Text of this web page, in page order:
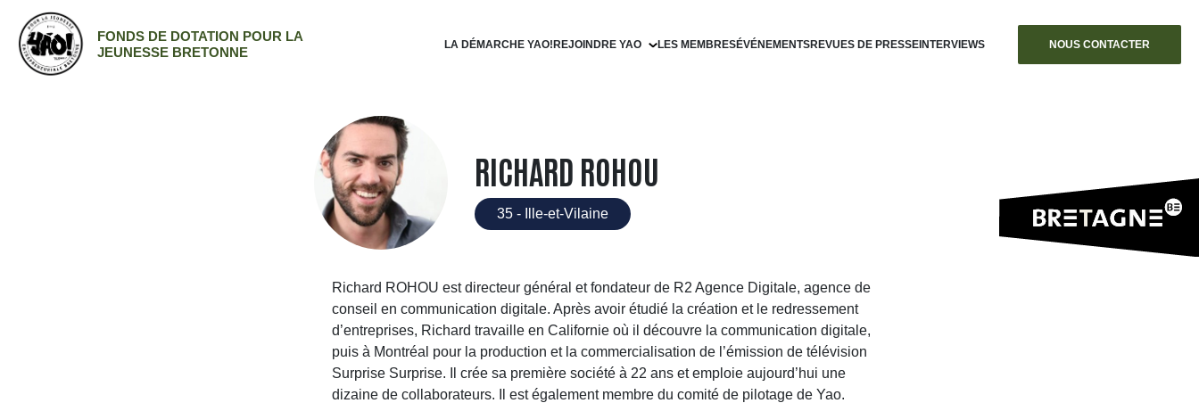
FONDS DE DOTATION POUR LA
JEUNESSE BRETONNE
LA DÉMARCHE YAO! REJOINDRE YAO LES MEMBRESÉVÉNEMENTSREVUES DE PRESSE INTERVIEWS NOUS CONTACTER
RICHARD ROHOU
35 - Ille-et-Vilaine
Richard ROHOU est directeur général et fondateur de R2 Agence Digitale, agence de
conseil en communication digitale. Après avoir étudié la création et le redressement
d’entreprises, Richard travaille en Californie où il découvre la communication digitale,
puis à Montréal pour la production et la commercialisation de l’émission de télévision
Surprise Surprise. Il crée sa première société à 22 ans et emploie aujourd’hui une
dizaine de collaborateurs. Il est également membre du comité de pilotage de Yao.